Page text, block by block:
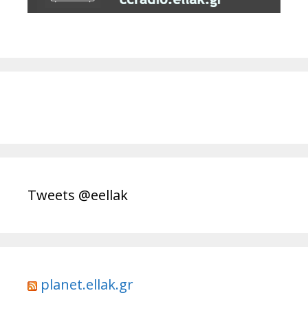
Tweets @eellak
planet.ellak.gr